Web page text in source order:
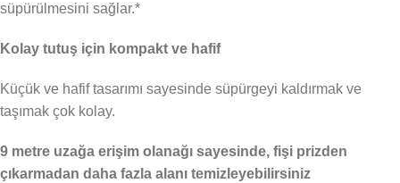
süpürülmesini sağlar.*
Kolay tutuş için kompakt ve hafif
Küçük ve hafif tasarımı sayesinde süpürgeyi kaldırmak ve
taşımak çok kolay.
9 metre uzağa erişim olanağı sayesinde, fişi prizden
çıkarmadan daha fazla alanı temizleyebilirsiniz